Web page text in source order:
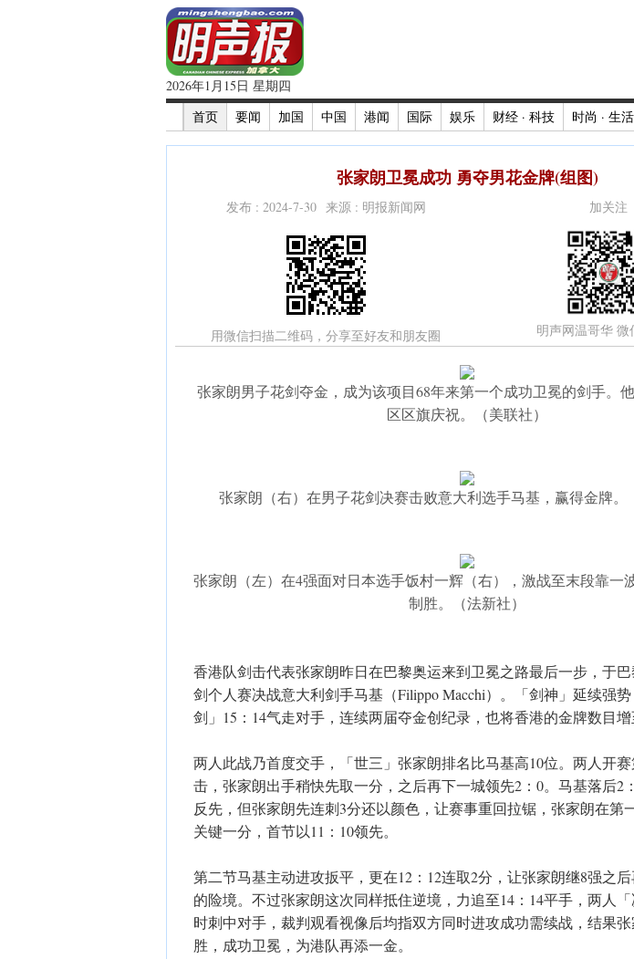
2026年1月15日 星期四
首页
要闻 加国 中国 港闻 国际 娱乐 财经 · 科技 时尚 · 生活
张家朗卫冕成功 勇夺男花金牌(组图)
发布 : 2024-7-30 来源 : 明报新闻网
用微信扫描二维码，分享至好友和朋友圈
加关注
明声网温哥华 微
张家朗男子花剑夺金，成为该项目68年来第一个成功卫冕的剑手。
区区旗庆祝。（美联社）
张家朗（右）在男子花剑决赛击败意大利选手马基，赢得金牌。
张家朗（左）在4强面对日本选手饭村一辉（右），激战至末段靠一
制胜。（法新社）
香港队剑击代表张家朗昨日在巴黎奥运来到卫冕之路最后一步，于
剑个人赛决战意大利剑手马基（Filippo Macchi）。「剑神」延续强
剑」15：14气走对手，连续两届夺金创纪录，也将香港的金牌数目增
两人此战乃首度交手，「世三」张家朗排名比马基高10位。两人开
击，张家朗出手稍快先取一分，之后再下一城领先2：0。马基落后2
反先，但张家朗先连刺3分还以颜色，让赛事重回拉锯，张家朗在第
关键一分，首节以11：10领先。
第二节马基主动进攻扳平，更在12：12连取2分，让张家朗继8强之
的险境。不过张家朗这次同样抵住逆境，力追至14：14平手，两人
时刺中对手，裁判观看视像后均指双方同时进攻成功需续战，结果
胜，成功卫冕，为港队再添一金。